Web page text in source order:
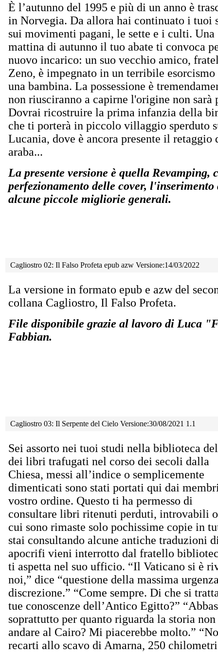
È l’autunno del 1995 e più di un anno è
in Norvegia. Da allora hai continuato i tuoi
sui movimenti pagani, le sette e i culti. Una
mattina di autunno il tuo abate ti convoca
nuovo incarico: un suo vecchio amico,
Zeno, è impegnato in un terribile esorcismo
una bambina. La possessione è
non riusciranno a capirne l'origine non sarà
Dovrai ricostruire la prima infanzia della
che ti porterà in piccolo villaggio sperduto
Lucania, dove è ancora presente il retaggio
araba...
La presente versione è quella Revamping,
perfezionamento delle cover,
alcune piccole migliorie generali.
Cagliostro 02: Il Falso Profeta epub azw Versione:14/03/2022
La versione in formato epub e azw del
collana Cagliostro, Il Falso Profeta.
File disponibile grazie al lavoro di Luca
Fabbian.
Cagliostro 03: Il Serpente del Cielo Versione:30/08/2021 1.1
Sei assorto nei tuoi studi nella biblioteca
dei libri trafugati nel corso dei secoli dalla
Chiesa, messi all’indice o semplicemente
dimenticati sono stati portati qui dai
vostro ordine. Questo ti ha permesso di
consultare libri ritenuti perduti, introvabili
cui sono rimaste solo pochissime copie in
stai consultando alcune antiche traduzioni
apocrifi vieni interrotto dal fratello
ti aspetta nel suo ufficio. “Il Vaticano si è
noi,” dice “questione della massima
discrezione.” “Come sempre. Di che si
tue conoscenze dell’Antico Egitto?”
soprattutto per quanto riguarda la storia
andare al Cairo? Mi piacerebbe molto.”
recarti allo scavo di Amarna, 250